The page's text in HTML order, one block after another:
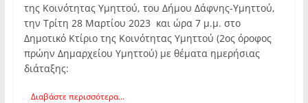
της Κοινότητας Υμηττού, του Δήμου Δάφνης-Υμηττού,
την Τρίτη 28 Μαρτίου 2023 και ώρα 7 μ.μ. στο
Δημοτικό Κτίριο της Κοινότητας Υμηττού (2ος όροφος
πρώην Δημαρχείου Υμηττού) με θέματα ημερήσιας
διάταξης:
Διαβάστε περισσότερα...